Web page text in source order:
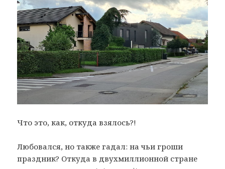
Что это, как, откуда взялось?!
Любовался, но также гадал: на чьи гроши
праздник? Откуда в двухмиллионной стране